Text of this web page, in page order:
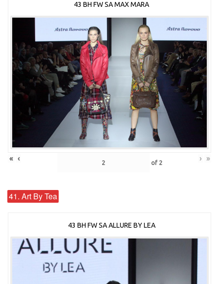
43 BH FW SA MAX MARA
« ‹ of 2 › »
41. Art By Tea
43 BH FW SA ALLURE BY LEA